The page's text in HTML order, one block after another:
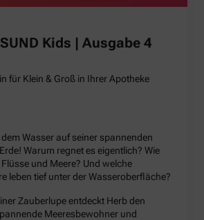
Kids | Ausgabe 4
für Klein & Groß in Ihrer Apotheke
Wasser auf seiner spannenden
Warum regnet es eigentlich? Wie
und Meere? Und welche
leben tief unter der Wasseroberfläche?
Zauberlupe entdeckt Herb den
Meeresbewohner und